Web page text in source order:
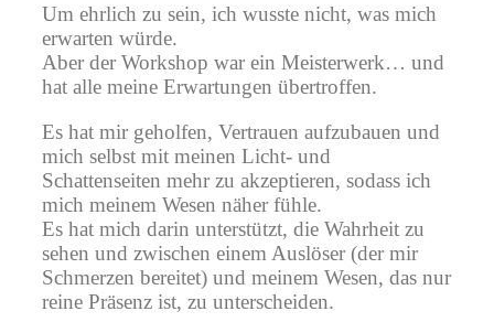
Um ehrlich zu sein, ich wusste nicht, was mich
erwarten würde.
Aber der Workshop war ein Meisterwerk… und
hat alle meine Erwartungen übertroffen.
Es hat mir geholfen, Vertrauen aufzubauen und
mich selbst mit meinen Licht- und
Schattenseiten mehr zu akzeptieren, sodass ich
mich meinem Wesen näher fühle.
Es hat mich darin unterstützt, die Wahrheit zu
sehen und zwischen einem Auslöser (der mir
Schmerzen bereitet) und meinem Wesen, das nur
reine Präsenz ist, zu unterscheiden.